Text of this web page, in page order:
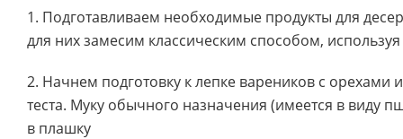
1. Подготавливаем необходимые продукты для
для них замесим классическим способом,
2. Начнем подготовку к лепке вареников с орехами
теста. Муку обычного назначения (имеется в виду
в плашку